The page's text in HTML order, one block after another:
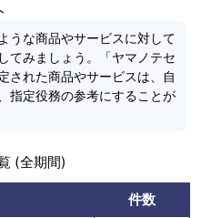
うな商品やサービスに対して
てみましょう。「ヤマノテセ
された商品やサービスは、自
指定役務の参考にすることが
(全期間)
件数